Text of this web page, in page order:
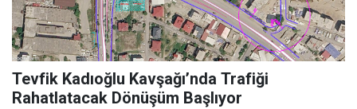
Tevfik Kadıoğlu Kavşağı’nda Trafiği
Rahatlatacak Dönüşüm Başlıyor